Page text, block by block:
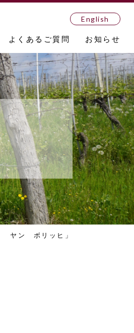
English
よくあるご質問 お知らせ
ヤン ボリッヒ」